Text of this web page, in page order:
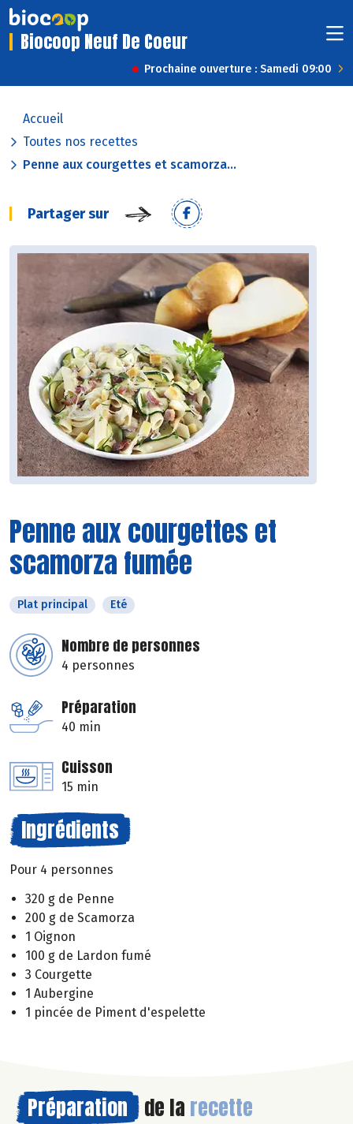
Biocoop Neuf De Coeur
Prochaine ouverture : Samedi 09:00
Accueil
Toutes nos recettes
Penne aux courgettes et scamorza...
Partager sur
Penne aux courgettes et
scamorza fumée
Plat principal Eté
Nombre de personnes
4 personnes
Préparation
40 min
Cuisson
15 min
Ingrédients
Pour 4 personnes
320 g de Penne
200 g de Scamorza
1 Oignon
100 g de Lardon fumé
3 Courgette
1 Aubergine
1 pincée de Piment d'espelette
Préparation de la recette